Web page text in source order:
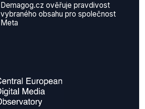
Demagog.cz ověřuje pravdivost
vybraného obsahu pro společnost
Meta